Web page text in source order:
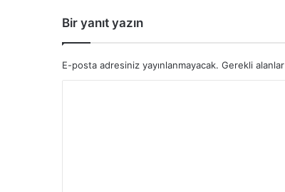
Bir yanıt yazın
E-posta adresiniz yayınlanmayacak. Gerekli alanlar